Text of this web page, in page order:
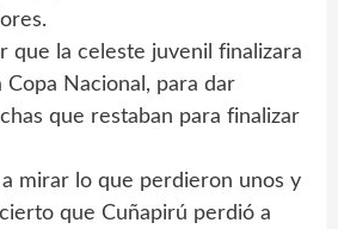
que la celeste juvenil finalizara
Copa Nacional, para dar
que restaban para finalizar
mirar lo que perdieron unos y
que Cuñapirú perdió a